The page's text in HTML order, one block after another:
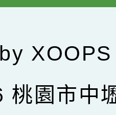
XOOPS
桃園市中